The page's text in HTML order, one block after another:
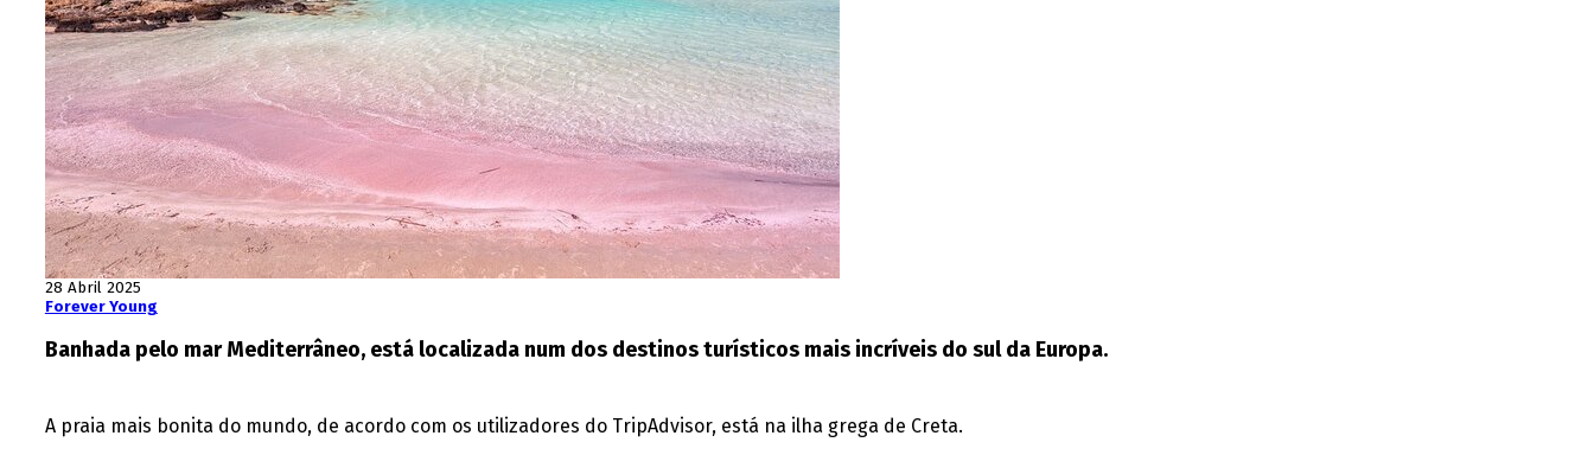
28 Abril 2025
Forever Young
Banhada pelo mar Mediterrâneo, está localizada num dos destinos turísticos mais incríveis do sul da Europa.
A praia mais bonita do mundo, de acordo com os utilizadores do TripAdvisor, está na ilha grega de Creta.